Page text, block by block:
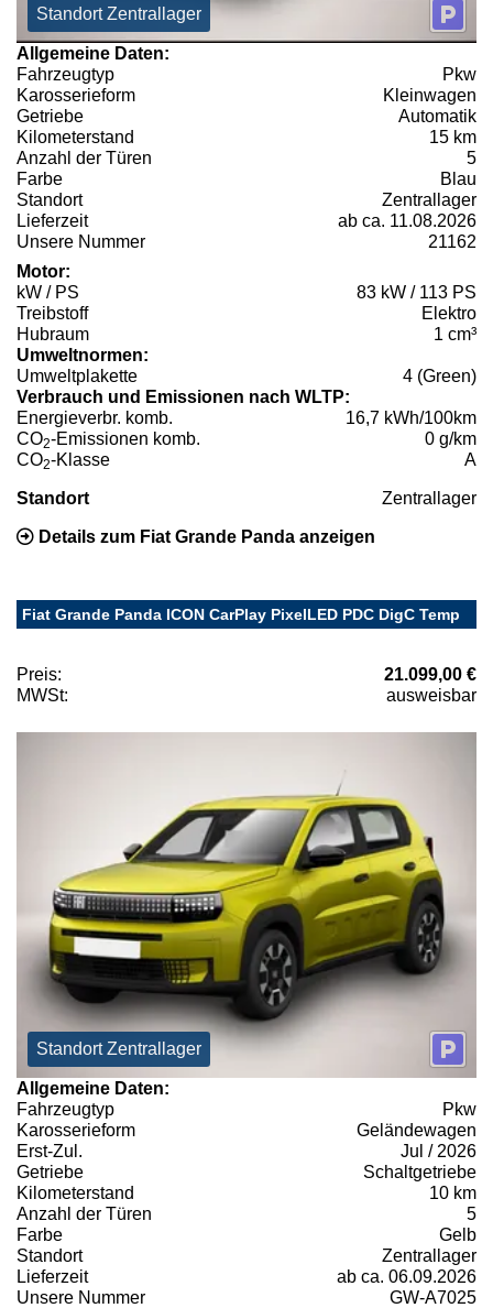
Standort Zentrallager
Allgemeine Daten:
Fahrzeugtyp
Pkw
Karosserieform
Kleinwagen
Getriebe
Automatik
Kilometerstand
15 km
Anzahl der Türen
5
Farbe
Blau
Standort
Zentrallager
Lieferzeit
ab ca. 11.08.2026
Unsere Nummer
21162
Motor:
kW / PS
83 kW / 113 PS
Treibstoff
Elektro
Hubraum
1 cm³
Umweltnormen:
Umweltplakette
4 (Green)
Verbrauch und Emissionen nach WLTP:
Energieverbr. komb.
16,7 kWh/100km
CO2-Emissionen komb.
0 g/km
CO2-Klasse A
Standort Zentrallager
Details zum Fiat Grande Panda anzeigen
Fiat Grande Panda ICON CarPlay PixelLED PDC DigC Temp
Preis:
21.099,00 €
MWSt:
ausweisbar
Standort Zentrallager
Allgemeine Daten:
Fahrzeugtyp
Pkw
Karosserieform
Geländewagen
Erst-Zul.
Jul / 2026
Getriebe
Schaltgetriebe
Kilometerstand
10 km
Anzahl der Türen
5
Farbe
Gelb
Standort
Zentrallager
Lieferzeit
ab ca. 06.09.2026
Unsere Nummer
GW-A7025